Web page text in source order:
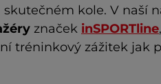
kole. V naší
značek inSPORTline,
tréninkový zážitek jak